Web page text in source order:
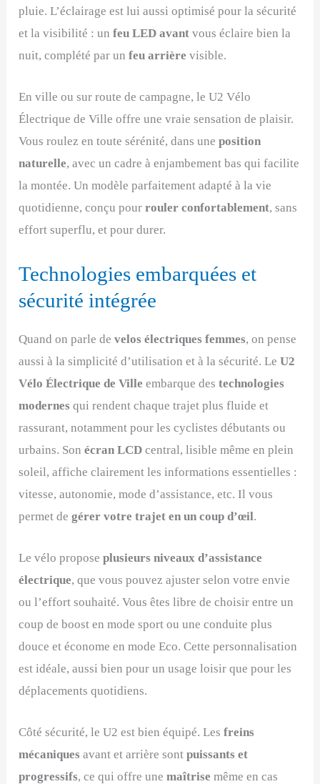
pluie. L’éclairage est lui aussi optimisé pour la sécurité
et la visibilité : unfeu LED avantvous éclaire bien la
nuit, complété par unfeu arrière visible.
En ville ou sur route de campagne, le U2 Vélo
Électrique de Ville offre une vraie sensation de plaisir.
Vous roulez en toute sérénité, dans uneposition
naturelle, avec un cadre à enjambement bas qui facilite
la montée. Un modèle parfaitement adapté à la vie
quotidienne, conçu pourrouler confortablement, sans
effort superflu, et pour durer.
Technologies embarquées et
sécurité intégrée
Quand on parle develos électriques femmes, on pense
aussi à la simplicité d’utilisation et à la sécurité. LeU2
Vélo Électrique de Ville embarque destechnologies
modernes qui rendent chaque trajet plus fluide et
rassurant, notamment pour les cyclistes débutants ou
urbains. Sonécran LCD central, lisible même en plein
soleil, affiche clairement les informations essentielles :
vitesse, autonomie, mode d’assistance, etc. Il vous
permet degérer votre trajet en un coup d’œil.
Le vélo proposeplusieurs niveaux d’assistance
électrique, que vous pouvez ajuster selon votre envie
ou l’effort souhaité. Vous êtes libre de choisir entre un
coup de boost en mode sport ou une conduite plus
douce et économe en mode Eco. Cette personnalisation
est idéale, aussi bien pour un usage loisir que pour les
déplacements quotidiens.
Côté sécurité, le U2 est bien équipé. Lesfreins
mécaniques avant et arrière sontpuissants et
progressifs, ce qui offre unemaîtrisemême en cas